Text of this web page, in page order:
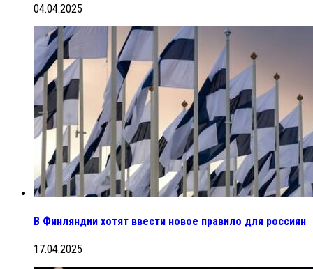
04.04.2025
В Финляндии хотят ввести новое правило для россиян
17.04.2025